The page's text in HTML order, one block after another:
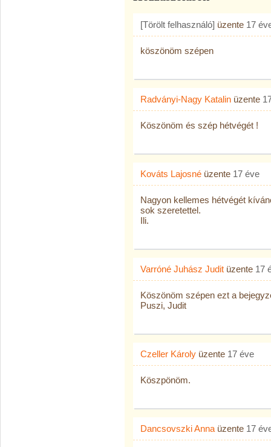
[Törölt felhasználó] üzente 17
köszönöm szépen
Radványi-Nagy Katalin üzente
Köszönöm és szép hétvégét !
Kováts Lajosné üzente 17 éve
Nagyon kellemes hétvégét
sok szeretettel.
Ili.
Varróné Juhász Judit üzente 17
Köszönöm szépen ezt a
Puszi, Judit
Czeller Károly üzente 17 éve
Köszpönöm.
Dancsovszki Anna üzente 17